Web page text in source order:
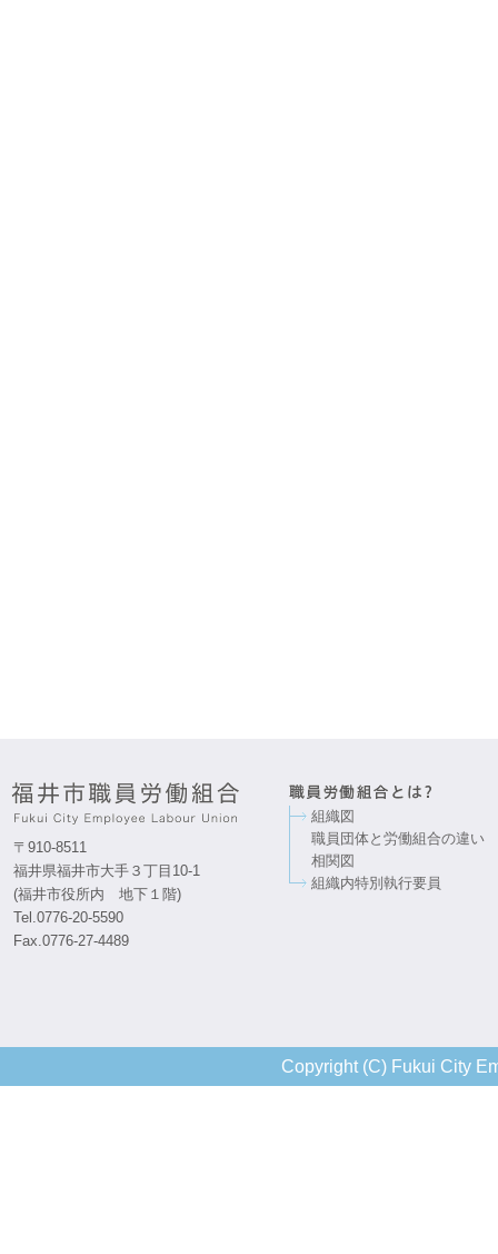
〒910-8511
福井県福井市大手３丁目10-1
(福井市役所内 地下１階)
Tel.0776-20-5590
Fax.0776-27-4489
組織図
職員団体と労働組合の違い
相関図
組織内特別執行要員
Copyright (C) Fukui City